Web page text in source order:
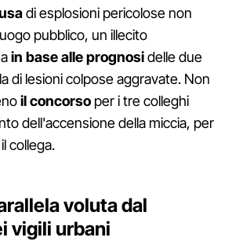
di esplosioni pericolose non
pubblico, un illecito
in base alleprognosidelle due
di lesioni colpose aggravate. Non
ilconcorso per i tre colleghi
dell'accensione della miccia, per
collega.
voluta dal
vigili urbani